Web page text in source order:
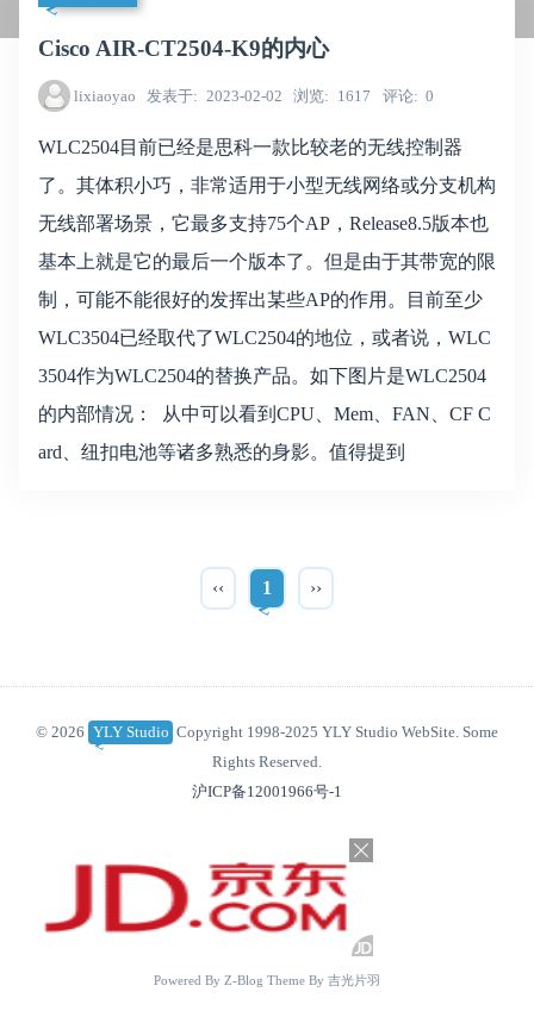
Cisco AIR-CT2504-K9的内心
lixiaoyao 发表于 2023-02-02 浏览 1617 评论 0
WLC2504目前已经是思科一款比较老的无线控制器
了。其体积小巧，非常适用于小型无线网络或分支机构
无线部署场景，它最多支持75个AP，Release8.5版本也
基本上就是它的最后一个版本了。但是由于其带宽的限
制，可能不能很好的发挥出某些AP的作用。目前至少
WLC3504已经取代了WLC2504的地位，或者说，WLC
3504作为WLC2504的替换产品。如下图片是WLC2504
的内部情况： 从中可以看到CPU、Mem、FAN、CF C
ard、纽扣电池等诸多熟悉的身影。值得提到
‹‹ 1 ››
© 2026 YLY Studio Copyright 1998-2025 YLY Studio WebSite. Some
Rights Reserved.
沪ICP备12001966号-1
Powered By Z-Blog Theme By 吉光片羽